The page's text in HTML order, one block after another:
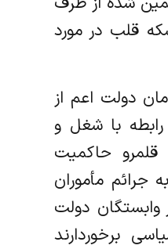
قلب در مورد
دولت اعم از
رابطه با شغل و
حاکمیت
جرائم مأموران
دولت
برخوردارند